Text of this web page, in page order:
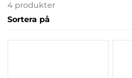
4 produkter
Sortera på